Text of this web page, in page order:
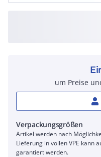
um Preise
Verpackungsgrößen
Artikel werden nach
Lieferung in vollen VPE kann
garantiert werden.